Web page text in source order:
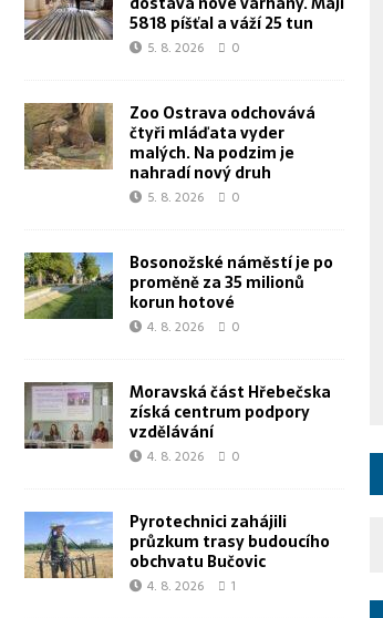
5818 píšťal a váží 25 tun
5. 8. 2026 0
Zoo Ostrava odchovává
čtyři mláďata vyder
malých. Na podzim je
nahradí nový druh
5. 8. 2026 0
Bosonožské náměstí je po
proměně za 35 milionů
korun hotové
4. 8. 2026 0
Moravská část Hřebečska
získá centrum podpory
vzdělávání
4. 8. 2026 0
Pyrotechnici zahájili
průzkum trasy budoucího
obchvatu Bučovic
4. 8. 2026 1